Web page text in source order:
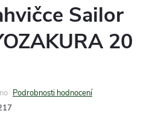
Sailor
20
Podrobnosti hodnocení